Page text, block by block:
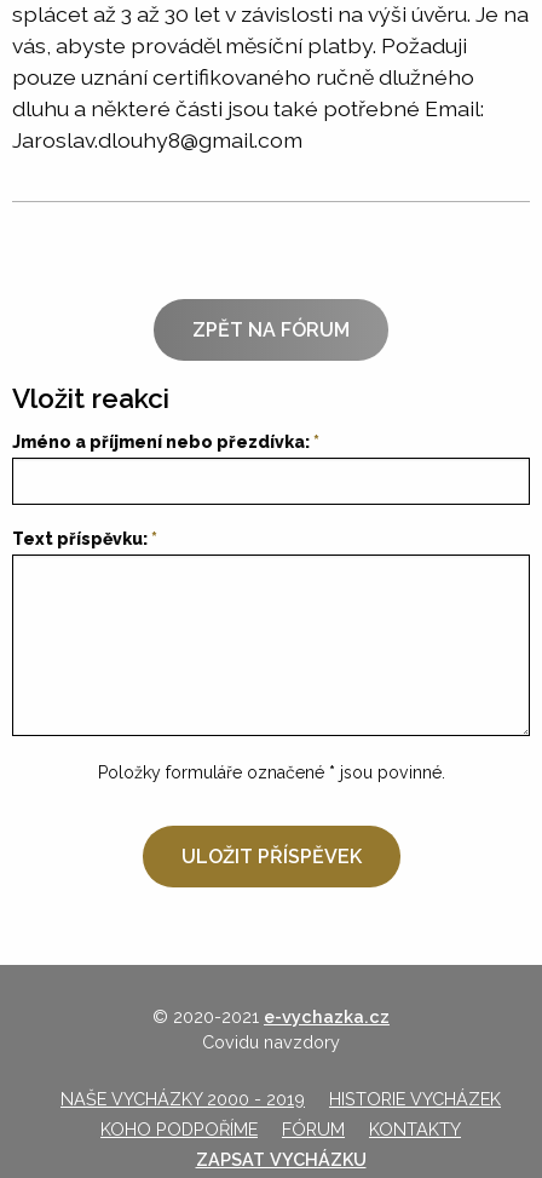
splácet až 3 až 30 let v závislosti na výši úvěru. Je na
vás, abyste prováděl měsíční platby. Požaduji
pouze uznání certifikovaného ručně dlužného
dluhu a některé části jsou také potřebné Email:
Jaroslav.dlouhy8@gmail.com
ZPĚT NA FÓRUM
Vložit reakci
Jméno a příjmení nebo přezdívka:
Text příspěvku:
Položky formuláře označené * jsou povinné.
© 2020-2021 e-vychazka.cz
Covidu navzdory
NAŠE VYCHÁZKY 2000 - 2019
HISTORIE VYCHÁZEK
KOHO PODPOŘÍME
FÓRUM
KONTAKTY
ZAPSAT VYCHÁZKU